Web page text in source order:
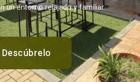
un entorno relajado y familiar.
Descúbrelo